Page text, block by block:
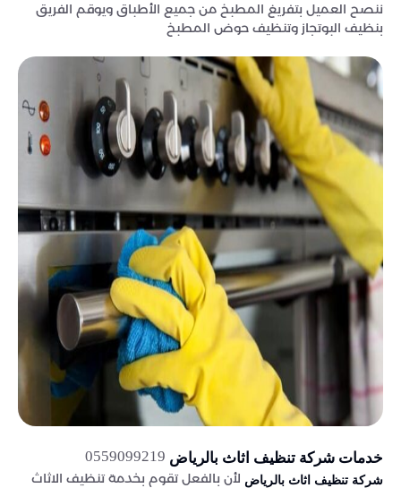
ننصح العميل بتفريغ المطبخ من جميع الأطباق ويوقم الفريق
بنظيف البوتجاز وتنظيف حوض المطبخ
خدمات شركة تنظيف اثاث بالرياض
شركة تنظيف اثاث بالرياض لأن بالفعل تقوم بخدمة تنظيف الاثاث